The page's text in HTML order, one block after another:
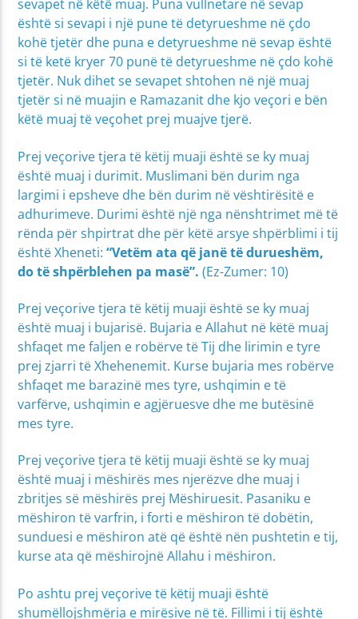
sevapet në këtë muaj. Puna vullnetare në sevap
është si sevapi i një pune të detyrueshme në çdo
kohë tjetër dhe puna e detyrueshme në sevap është
si të ketë kryer 70 punë të detyrueshme në çdo kohë
tjetër. Nuk dihet se sevapet shtohen në një muaj
tjetër si në muajin e Ramazanit dhe kjo veçori e bën
këtë muaj të veçohet prej muajve tjerë.
Prej veçorive tjera të këtij muaji është se ky muaj
është muaj i durimit. Muslimani bën durim nga
largimi i epsheve dhe bën durim në vështirësitë e
adhurimeve. Durimi është një nga nënshtrimet më të
rënda për shpirtrat dhe për këtë arsye shpërblimi i tij
është Xheneti:“Vetëm ata që janë të durueshëm,
do të shpërblehen pa masë”.(Ez-Zumer: 10)
Prej veçorive tjera të këtij muaji është se ky muaj
është muaj i bujarisë. Bujaria e Allahut në këtë muaj
shfaqet me faljen e robërve të Tij dhe lirimin e tyre
prej zjarri të Xhehenemit. Kurse bujaria mes robërve
shfaqet me barazinë mes tyre, ushqimin e të
varfërve, ushqimin e agjëruesve dhe me butësinë
mes tyre.
Prej veçorive tjera të këtij muaji është se ky muaj
është muaj i mëshirës mes njerëzve dhe muaj i
zbritjes së mëshirës prej Mëshiruesit. Pasaniku e
mëshiron të varfrin, i forti e mëshiron të dobëtin,
sunduesi e mëshiron atë që është nën pushtetin e tij,
kurse ata që mëshirojnë Allahu i mëshiron.
Po ashtu prej veçorive të këtij muaji është
shumëllojshmëria e mirësive në të. Fillimi i tij është